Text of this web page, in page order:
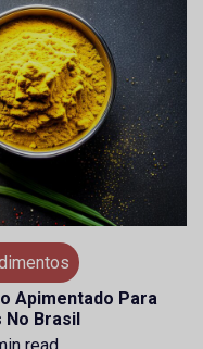
Apimentado Para
Brasil